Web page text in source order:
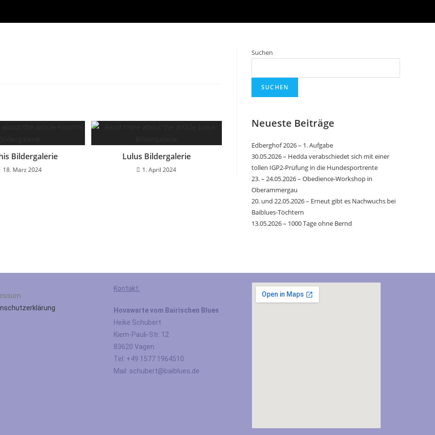
Bildergalerie
18. März 2024
Lulus Bildergalerie
1. April 2024
Suchen
SUCHEN
Neueste Beiträge
Edberghof 2026 – 1. Aufgabe
30.05.2026 – Hedda verabschiedet sich mit einer
tollen IGP2-Prüfung in die Hundesportrente
23. – 24.05.2026 – Obedience-Workshop in
Oberammergau
20. und 22.05.2026 – Erneut gibt es Nachwuchs bei
Baiblues-Töchtern
13.05.2026 – 1000 Tage ohne Bernd
Kontakt:
Hovawarte vom Bairischen Blues
Heike Schubert
Kiem-Pauli-Str. 12
83620 Vagen
Tel: +49 1577 1964510
Mail: schubert@baiblues.de